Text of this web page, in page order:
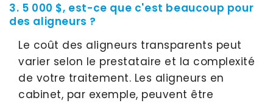
3. 5 000 $, est-ce que c'est beaucoup pour
des aligneurs ?
Le coût des aligneurs transparents peut
varier selon le prestataire et la complexité
de votre traitement. Les aligneurs en
cabinet, par exemple, peuvent être